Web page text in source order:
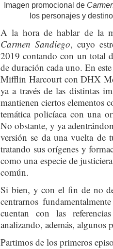
Imagen promocional de
los personajes y
A la hora de hablar de la
Carmen Sandiego, cuyo
2019 contando con un total
de duración cada uno. En
Mifflin Harcourt con DHX
ya a través de las distintas
mantienen ciertos elementos
temática policíaca con una
No obstante, y ya
versión se da una vuelta de
tratando sus orígenes y
como una especie de
común.
Si bien, y con el fin de no
centrarnos
cuentan con las
analizando, además, algunos
Partimos de los primeros